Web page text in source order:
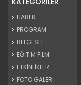
HABER
PROGRAM
BELGESEL
EĞİTİM FİLMİ
ETKİNLİKLER
FOTO GALERİ